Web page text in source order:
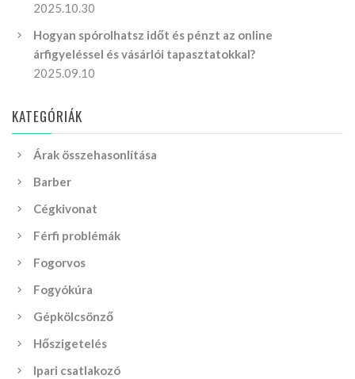
2025.10.30
Hogyan spórolhatsz időt és pénzt az online
árfigyeléssel és vásárlói tapasztatokkal?
2025.09.10
KATEGÓRIÁK
Árak összehasonlítása
Barber
Cégkivonat
Férfi problémák
Fogorvos
Fogyókúra
Gépkölcsönző
Hőszigetelés
Ipari csatlakozó